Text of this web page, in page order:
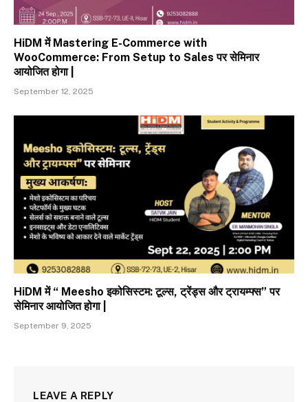
HiDM में Mastering E-Commerce with
WooCommerce: From Setup to Sales पर सेमिनार
आयोजित होगा |
September 12, 2025
HiDM में “ Meesho इकोसिस्टम: टूल्स, ट्रेंड्स और ट्रायम्फ्स” पर
सेमिनार आयोजित होगा |
September 9, 2025
LEAVE A REPLY